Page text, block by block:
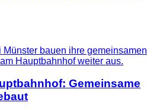
Gemeinsame